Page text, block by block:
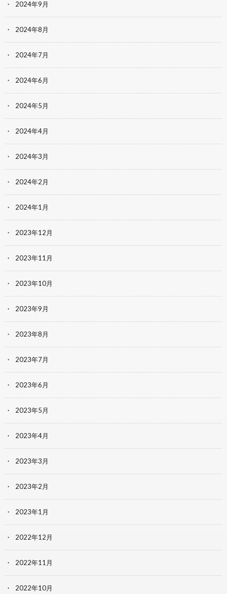
2024年9月
2024年8月
2024年7月
2024年6月
2024年5月
2024年4月
2024年3月
2024年2月
2024年1月
2023年12月
2023年11月
2023年10月
2023年9月
2023年8月
2023年7月
2023年6月
2023年5月
2023年4月
2023年3月
2023年2月
2023年1月
2022年12月
2022年11月
2022年10月